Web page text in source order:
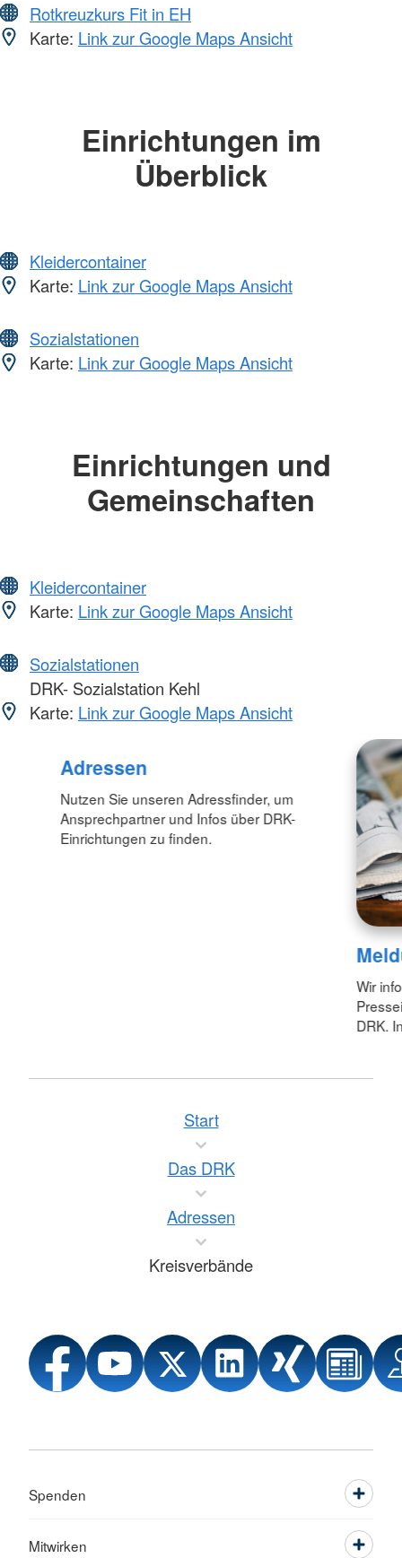
Rotkreuzkurs Fit in EH
Karte: Link zur Google Maps Ansicht
Einrichtungen im
Überblick
Kleidercontainer
Karte: Link zur Google Maps Ansicht
Sozialstationen
Karte: Link zur Google Maps Ansicht
Einrichtungen und
Gemeinschaften
Kleidercontainer
Karte: Link zur Google Maps Ansicht
Sozialstationen
DRK- Sozialstation Kehl
Karte: Link zur Google Maps Ansicht
Adressen
Nutzen Sie unseren Adressfinder, um
Ansprechpartner und Infos über DRK-
Einrichtungen zu finden.
Wir
DRK.
Start
Das DRK
Adressen
Kreisverbände
Spenden
Mitwirken